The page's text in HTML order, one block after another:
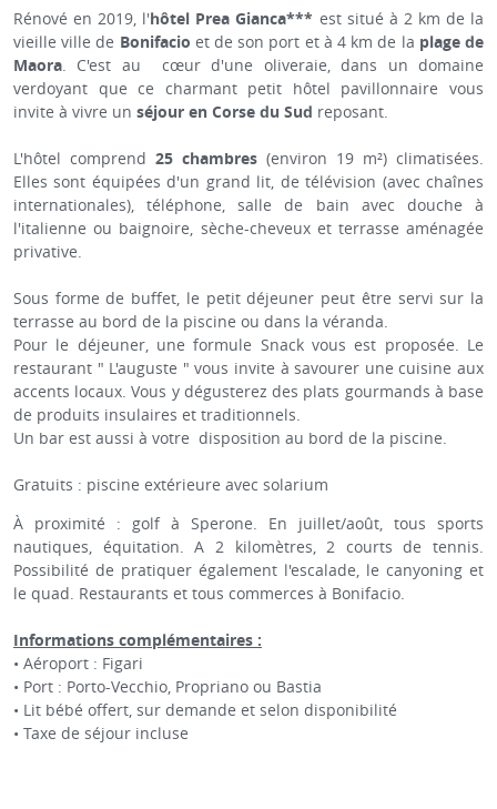
Rénové en 2019, l'hôtel Prea Gianca*** est situé à 2 km de la
vieille ville de Bonifacio et de son port et à 4 km de la plage de
Maora. C'est au cœur d'une oliveraie, dans un domaine
verdoyant que ce charmant petit hôtel pavillonnaire vous
invite à vivre un séjour en Corse du Sud reposant.
L'hôtel comprend 25 chambres (environ 19 m²) climatisées.
Elles sont équipées d'un grand lit, de télévision (avec chaînes
internationales), téléphone, salle de bain avec douche à
l'italienne ou baignoire, sèche-cheveux et terrasse aménagée
privative.
Sous forme de buffet, le petit déjeuner peut être servi sur la
terrasse au bord de la piscine ou dans la véranda.
Pour le déjeuner, une formule Snack vous est proposée. Le
restaurant " L'auguste " vous invite à savourer une cuisine aux
accents locaux. Vous y dégusterez des plats gourmands à base
de produits insulaires et traditionnels.
Un bar est aussi à votre disposition au bord de la piscine.
Gratuits : piscine extérieure avec solarium
À proximité : golf à Sperone. En juillet/août, tous sports
nautiques, équitation. A 2 kilomètres, 2 courts de tennis.
Possibilité de pratiquer également l'escalade, le canyoning et
le quad. Restaurants et tous commerces à Bonifacio.
Informations complémentaires :
• Aéroport : Figari
• Port : Porto-Vecchio, Propriano ou Bastia
• Lit bébé offert, sur demande et selon disponibilité
• Taxe de séjour incluse